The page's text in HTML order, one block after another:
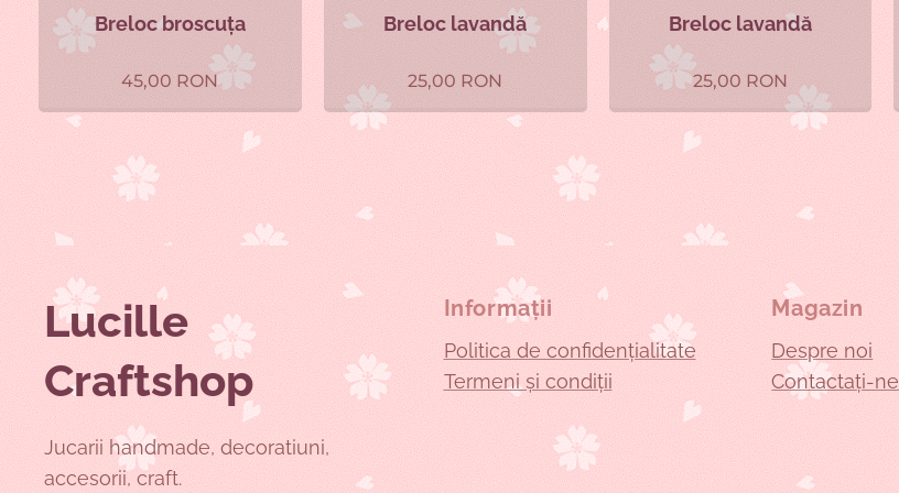
Breloc broscuța
45,00 RON
Breloc lavandă
25,00 RON
Breloc lavandă
25,00 RON
Lucille
Craftshop
Jucarii handmade, decoratiuni,
accesorii, craft.
Informații
Politica de confidențialitate
Termeni și condiții
Magazin
Despre noi
Contactați-ne